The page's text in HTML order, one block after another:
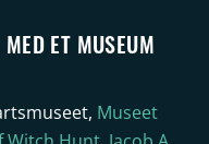
MED ET MUSEUM
Museet